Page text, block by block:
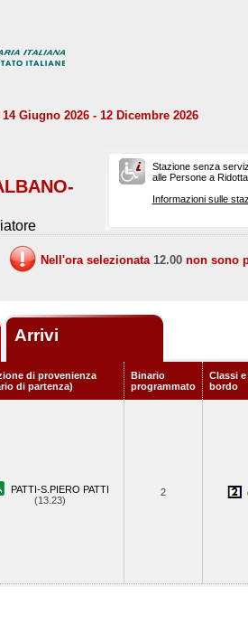
Giugno 2026 - 12 Dicembre 2026
Stazione senza
alle Persone a
Informazioni sulle
Nell'ora selezionata 12.00 non sono
Arrivi
di provenienza
di partenza)
Binario
programmato
Classi
bordo
PATTI-S.PIERO PATTI
(13.23)
2